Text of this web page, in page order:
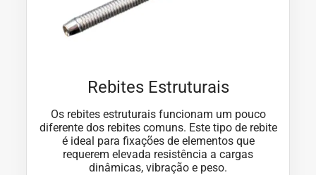
Rebites Estruturais
Os rebites estruturais funcionam um pouco
diferente dos rebites comuns. Este tipo de rebite
é ideal para fixações de elementos que
requerem elevada resistência a cargas
dinâmicas, vibração e peso.